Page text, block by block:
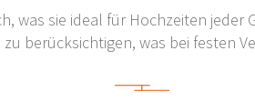
was sie ideal für Hochzeiten
berücksichtigen, was bei festen